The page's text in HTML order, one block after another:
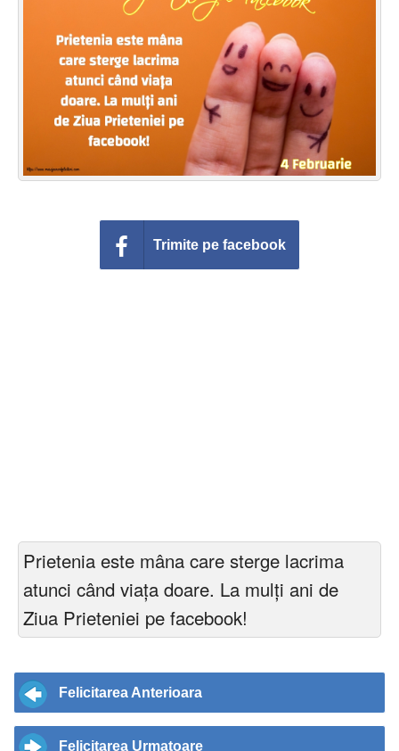
Felicitari muzicale
Felicitari muzicale personalizate
Felicitari animate
Invitatii personalizate
Trimite pe facebook
Prietenia este mâna care sterge lacrima
atunci când viața doare. La mulți ani de
Ziua Prieteniei pe facebook!
Felicitarea Anterioara
Felicitarea Urmatoare